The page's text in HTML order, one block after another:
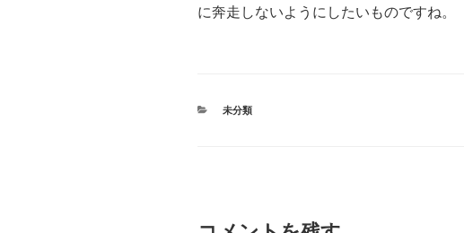
に奔走しないようにしたいものですね。
カ
未分類